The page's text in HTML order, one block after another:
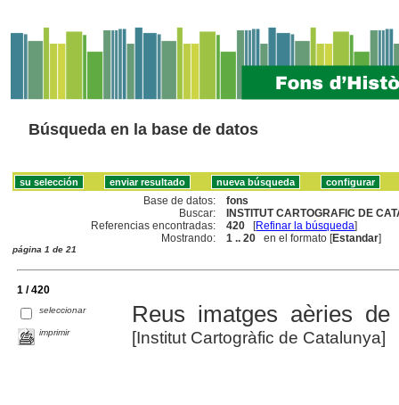
Búsqueda en la base de datos
Base de datos:
fons
Buscar:
INSTITUT CARTOGRAFIC DE
Referencias encontradas:
420 [Refinar la búsqueda]
Mostrando:
1 .. 20 en el formato [Estandar]
página 1 de 21
1 / 420
seleccionar
imprimir
Reus imatges aèries de
[Institut Cartogràfic de Catalunya]